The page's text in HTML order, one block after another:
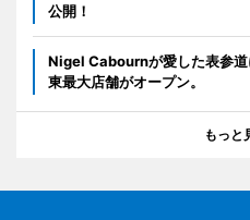
公開！
Nigel Cabournが愛した表参道
東最大店舗がオープン。
もっと